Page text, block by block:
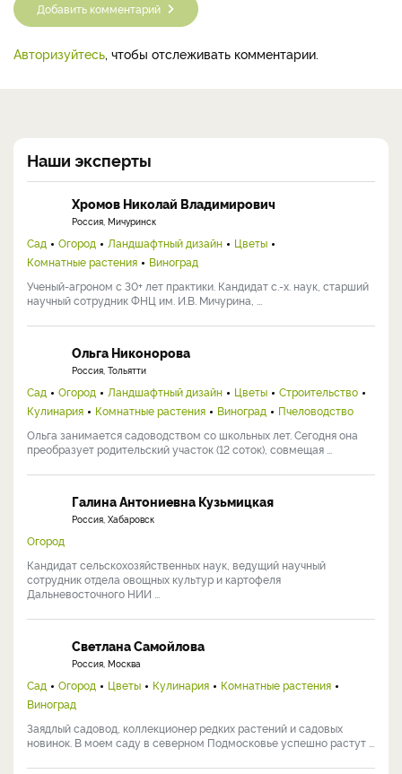
Добавить комментарий
Авторизуйтесь, чтобы отслеживать комментарии.
Наши эксперты
Хромов Николай Владимирович
Россия, Мичуринск
Сад Огород Ландшафтный дизайн
Цветы
Комнатные растения
Виноград
Ученый-агроном с 30+ лет практики. Кандидат с.-х. наук, старший
научный сотрудник ФНЦ им. И.В. Мичурина, ...
Ольга Никонорова
Россия, Тольятти
Сад Огород Ландшафтный дизайн Цветы
Строительство
Кулинария
Комнатные растения Виноград
Пчеловодство
Ольга занимается садоводством со школьных лет. Сегодня она
преобразует родительский участок (12 соток), совмещая ...
Галина Антониевна Кузьмицкая
Россия, Хабаровск
Огород
Кандидат сельскохозяйственных наук, ведущий научный
сотрудник отдела овощных культур и картофеля
Дальневосточного НИИ ...
Светлана Самойлова
Россия, Москва
Сад Огород Цветы Кулинария
Комнатные растения
Виноград
Заядлый садовод, коллекционер редких растений и садовых
новинок. В моем саду в северном Подмосковье успешно растут ...